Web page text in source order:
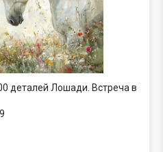
деталей Лошади. Встреча в